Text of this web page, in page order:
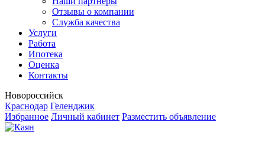
Отзывы о компании
Служба качества
Услуги
Работа
Ипотека
Оценка
Контакты
Новороссийск
Краснодар Геленджик
Избранное Личный кабинет Разместить объявление